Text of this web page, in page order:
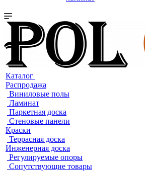
Каталог
Распродажа
Виниловые полы
Ламинат
Паркетная доска
Стеновые панели
Краски
Террасная доска
Инженерная доска
Регулируемые опоры
Сопутствующие товары